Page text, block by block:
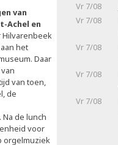
van
Achel en
het
Daar
van toen,
de
Na de lunch
voor
orgelmuziek
Vr 7/08
Vr 7/08
Vr 7/08
Vr 7/08
Vr 7/08